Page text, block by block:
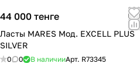
44 000 тенге
Ласты MARES Мод. EXCELL PLUS
SILVER
0 0 В наличииАрт. R73345